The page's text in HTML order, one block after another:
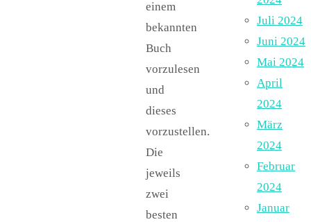
einem
bekannten
Buch
vorzulesen
und
dieses
vorzustellen.
Die
jeweils
zwei
besten
Juli 2024
Juni 2024
Mai 2024
April
2024
März
2024
Februar
2024
Januar